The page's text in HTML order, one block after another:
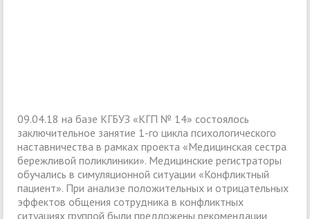
09.04.18 на базе КГБУЗ «КГП № 14» состоялось
заключительное занятие 1-го цикла психологического
наставничества в рамках проекта «Медицинская сестра
бережливой поликлиники». Медицинские регистраторы
обучались в симуляционной ситуации «Конфликтный
пациент». При анализе положительных и отрицательных
эффектов общения сотрудника в конфликтных
ситуациях группой были предложены рекомендации,